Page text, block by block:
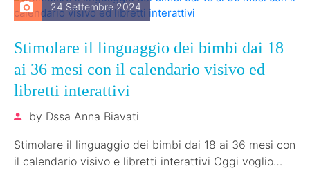
24 Settembre 2024
Stimolare il linguaggio dei bimbi dai 18
ai 36 mesi con il calendario visivo ed
libretti interattivi
by Dssa Anna Biavati
Stimolare il linguaggio dei bimbi dai 18 ai 36 mesi con
il calendario visivo e libretti interattivi Oggi voglio